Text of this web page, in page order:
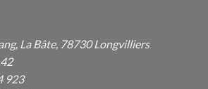
La Bâte, 78730 Longvilliers
923